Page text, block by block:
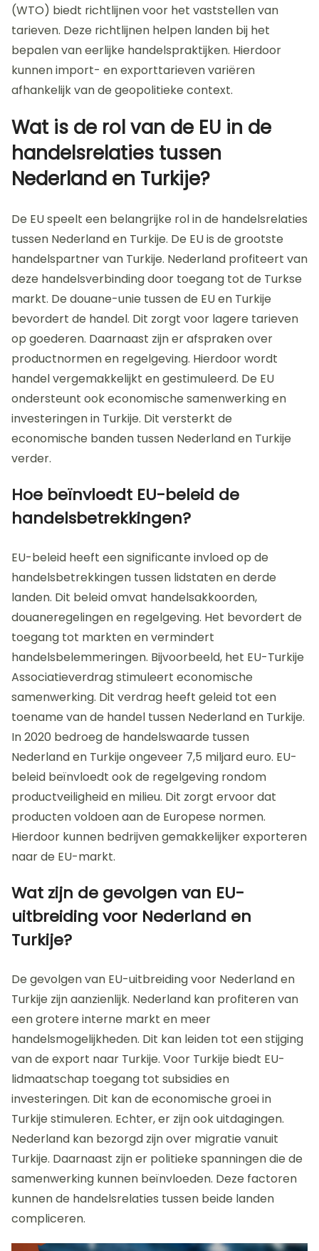
(WTO) biedt richtlijnen voor het vaststellen van
tarieven. Deze richtlijnen helpen landen bij het
bepalen van eerlijke handelspraktijken. Hierdoor
kunnen import- en exporttarieven variëren
afhankelijk van de geopolitieke context.
Wat is de rol van de EU in de
handelsrelaties tussen
Nederland en Turkije?
De EU speelt een belangrijke rol in de handelsrelaties
tussen Nederland en Turkije. De EU is de grootste
handelspartner van Turkije. Nederland profiteert van
deze handelsverbinding door toegang tot de Turkse
markt. De douane-unie tussen de EU en Turkije
bevordert de handel. Dit zorgt voor lagere tarieven
op goederen. Daarnaast zijn er afspraken over
productnormen en regelgeving. Hierdoor wordt
handel vergemakkelijkt en gestimuleerd. De EU
ondersteunt ook economische samenwerking en
investeringen in Turkije. Dit versterkt de
economische banden tussen Nederland en Turkije
verder.
Hoe beïnvloedt EU-beleid de
handelsbetrekkingen?
EU-beleid heeft een significante invloed op de
handelsbetrekkingen tussen lidstaten en derde
landen. Dit beleid omvat handelsakkoorden,
douaneregelingen en regelgeving. Het bevordert de
toegang tot markten en vermindert
handelsbelemmeringen. Bijvoorbeeld, het EU-Turkije
Associatieverdrag stimuleert economische
samenwerking. Dit verdrag heeft geleid tot een
toename van de handel tussen Nederland en Turkije.
In 2020 bedroeg de handelswaarde tussen
Nederland en Turkije ongeveer 7,5 miljard euro. EU-
beleid beïnvloedt ook de regelgeving rondom
productveiligheid en milieu. Dit zorgt ervoor dat
producten voldoen aan de Europese normen.
Hierdoor kunnen bedrijven gemakkelijker exporteren
naar de EU-markt.
Wat zijn de gevolgen van EU-
uitbreiding voor Nederland en
Turkije?
De gevolgen van EU-uitbreiding voor Nederland en
Turkije zijn aanzienlijk. Nederland kan profiteren van
een grotere interne markt en meer
handelsmogelijkheden. Dit kan leiden tot een stijging
van de export naar Turkije. Voor Turkije biedt EU-
lidmaatschap toegang tot subsidies en
investeringen. Dit kan de economische groei in
Turkije stimuleren. Echter, er zijn ook uitdagingen.
Nederland kan bezorgd zijn over migratie vanuit
Turkije. Daarnaast zijn er politieke spanningen die de
samenwerking kunnen beïnvloeden. Deze factoren
kunnen de handelsrelaties tussen beide landen
compliceren.